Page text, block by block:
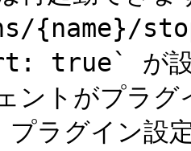
{name}/
true` が設定
ントがプラ
グイン設定